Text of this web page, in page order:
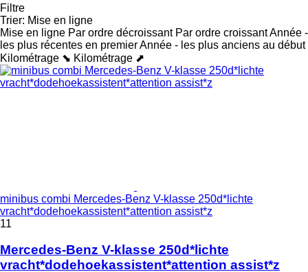
Filtre
Trier: Mise en ligne
Mise en ligne Par ordre décroissant Par ordre croissantAnnée -
les plus récentes en premierAnnée - les plus anciens au début
Kilométrage ⬊ Kilométrage ⬈
minibus combi Mercedes-Benz V-klasse 250d*lichte
vracht*dodehoekassistent*attention assist*z
11
Mercedes-Benz V-klasse 250d*lichte
vracht*dodehoekassistent*attention assist*z